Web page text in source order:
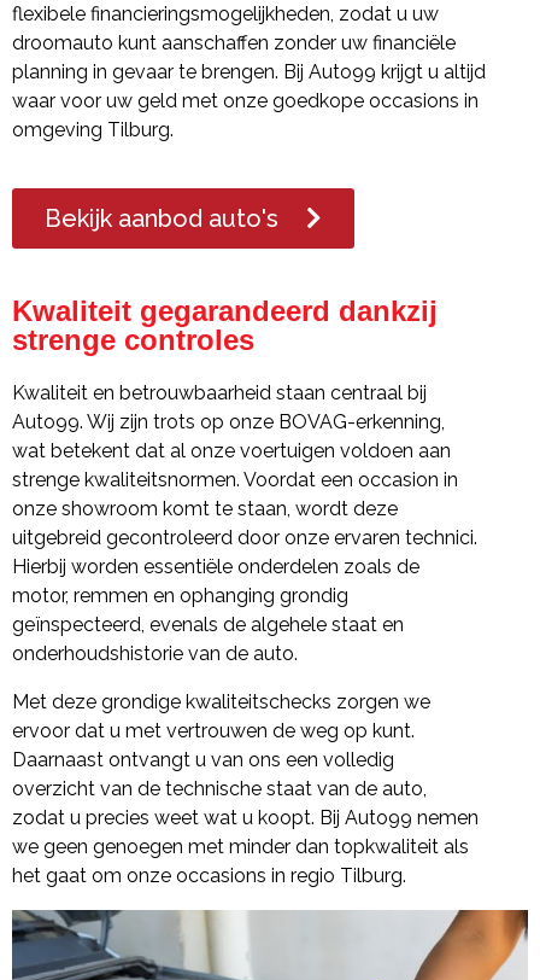
flexibele financieringsmogelijkheden, zodat u uw
droomauto kunt aanschaffen zonder uw financiële
planning in gevaar te brengen. Bij Auto99 krijgt u altijd
waar voor uw geld met onze goedkope occasions in
omgeving Tilburg.
Bekijk aanbod auto's
Kwaliteit gegarandeerd dankzij
strenge controles
Kwaliteit en betrouwbaarheid staan centraal bij
Auto99. Wij zijn trots op onze BOVAG-erkenning,
wat betekent dat al onze voertuigen voldoen aan
strenge kwaliteitsnormen. Voordat een occasion in
onze showroom komt te staan, wordt deze
uitgebreid gecontroleerd door onze ervaren technici.
Hierbij worden essentiële onderdelen zoals de
motor, remmen en ophanging grondig
geïnspecteerd, evenals de algehele staat en
onderhoudshistorie van de auto.
Met deze grondige kwaliteitschecks zorgen we
ervoor dat u met vertrouwen de weg op kunt.
Daarnaast ontvangt u van ons een volledig
overzicht van de technische staat van de auto,
zodat u precies weet wat u koopt. Bij Auto99 nemen
we geen genoegen met minder dan topkwaliteit als
het gaat om onze occasions in regio Tilburg.